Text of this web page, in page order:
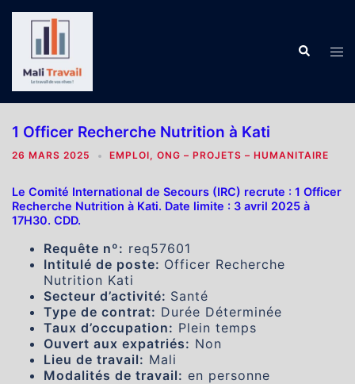
contenu
1 Officer Recherche Nutrition à Kati
26 MARS 2025 EMPLOI, ONG – PROJETS – HUMANITAIRE
Le Comité International de Secours (IRC) recrute : 1 Officer
Recherche Nutrition à Kati. Date limite : 3 avril 2025 à
17H30. CDD.
Requête nº: req57601
Intitulé de poste: Officer Recherche
Nutrition Kati
Secteur d’activité: Santé
Type de contrat: Durée Déterminée
Taux d’occupation: Plein temps
Ouvert aux expatriés: Non
Lieu de travail: Mali
Modalités de travail: en personne